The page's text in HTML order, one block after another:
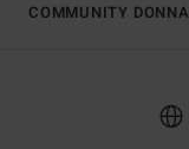
COMMUNITY DONNA